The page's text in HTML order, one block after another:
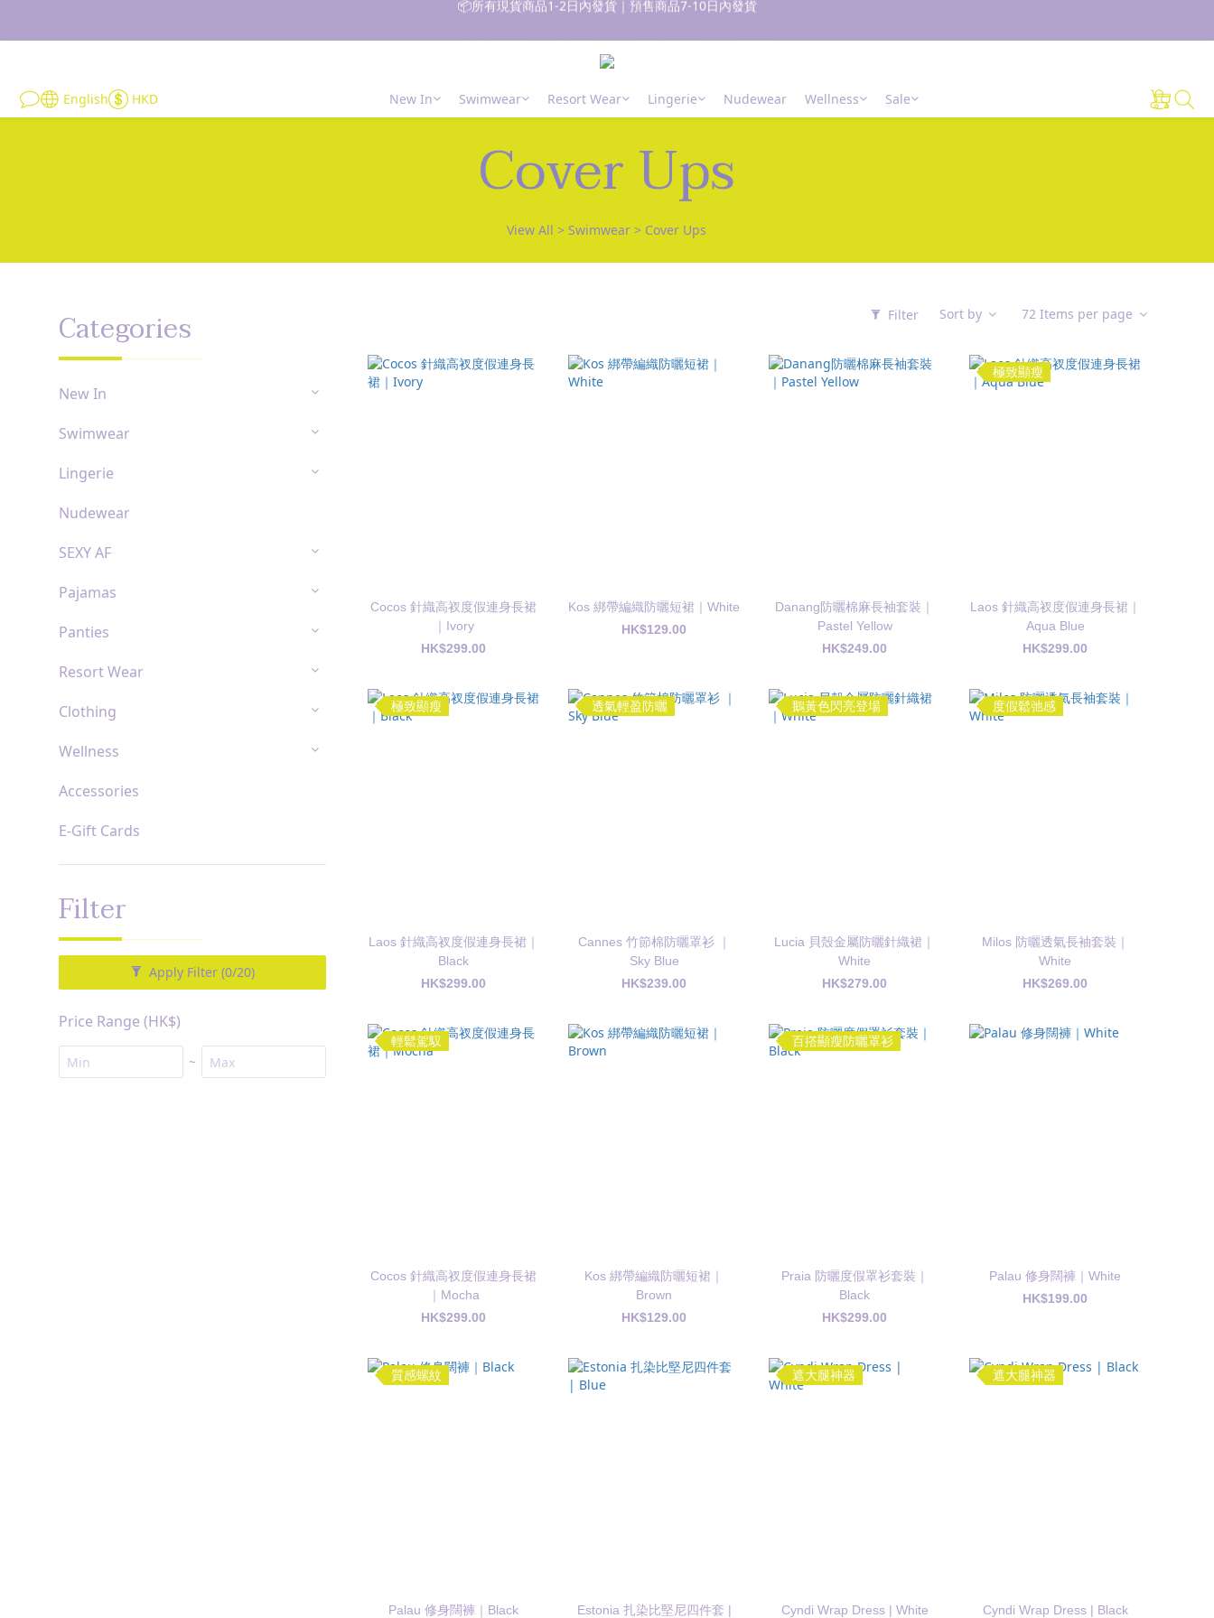
新朋友登記會員即獲$50購物金✨ 點擊了解更多詳情🔎
📦所有現貨商品1-2日內發貨｜預售商品7-10日內發貨
English HKD New In Swimwear Resort Wear Lingerie Nudewear Wellness Sale
Cover Ups
View All >Swimwear > Cover Ups
Categories
New In
Swimwear
Lingerie
Nudewear
SEXY AF
Pajamas
Panties
Resort Wear
Clothing
Wellness
Accessories
E-Gift Cards
Filter
Apply Filter (0/20)
Price Range (HK$)
~
Filter Sort by 72 Items per page
Cocos 針織高衩度假連身長裙
｜Ivory
HK$299.00
Kos 綁帶編織防曬短裙｜White
HK$129.00
Danang防曬棉麻長袖套裝｜
Pastel Yellow
HK$249.00
極致顯瘦
Laos 針織高衩度假連身長裙｜
Aqua Blue
HK$299.00
極致顯瘦
Laos 針織高衩度假連身長裙｜
Black
HK$299.00
透氣輕盈防曬
Cannes 竹節棉防曬罩衫 ｜
Sky Blue
HK$239.00
鵝黃色閃亮登場
Lucia 貝殼金屬防曬針織裙｜
White
HK$279.00
度假鬆弛感
Milos 防曬透氣長袖套裝｜
White
HK$269.00
輕鬆駕馭
Cocos 針織高衩度假連身長裙
｜Mocha
HK$299.00
Kos 綁帶編織防曬短裙｜
Brown
HK$129.00
百撘顯瘦防曬罩衫
Praia 防曬度假罩衫套裝｜
Black
HK$299.00
Palau 修身闊褲｜White
HK$199.00
質感螺紋
Palau 修身闊褲｜Black
Estonia 扎染比堅尼四件套 |
遮大腿神器
Cyndi Wrap Dress | White
遮大腿神器
Cyndi Wrap Dress | Black